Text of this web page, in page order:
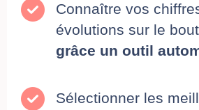
Connaître vos
évolutions sur le
grâce un outil
Sélectionner les